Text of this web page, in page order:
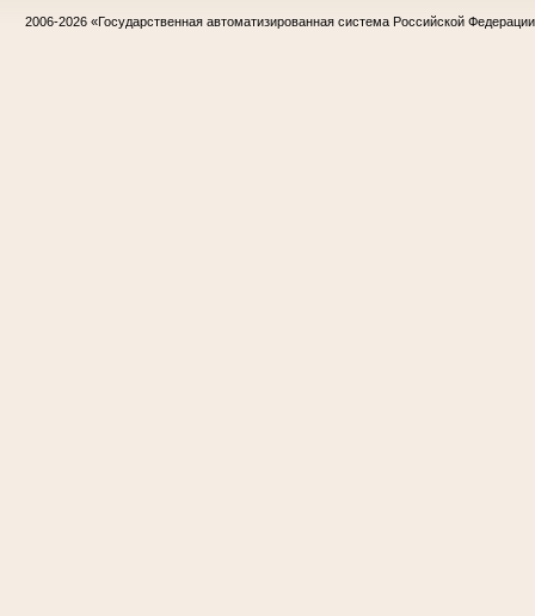
2006-2026 «Государственная автоматизированная система Российской